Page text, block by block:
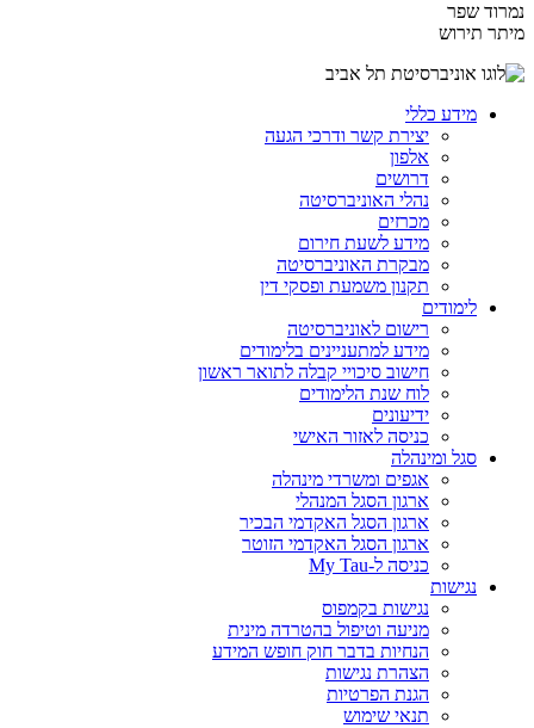
נמרוד שפר
מיתר תירוש
מידע כללי
יצירת קשר ודרכי הגעה
אלפון
דרושים
נהלי האוניברסיטה
מכרזים
מידע לשעת חירום
מבקרת האוניברסיטה
תקנון משמעת ופסקי דין
לימודים
רישום לאוניברסיטה
מידע למתעניינים בלימודים
חישוב סיכויי קבלה לתואר ראשון
לוח שנת הלימודים
ידיעונים
כניסה לאזור האישי
סגל ומינהלה
אגפים ומשרדי מינהלה
ארגון הסגל המנהלי
ארגון הסגל האקדמי הבכיר
ארגון הסגל האקדמי הזוטר
כניסה ל-My Tau
נגישות
נגישות בקמפוס
מניעה וטיפול בהטרדה מינית
הנחיות בדבר חוק חופש המידע
הצהרת נגישות
הגנת הפרטיות
תנאי שימוש